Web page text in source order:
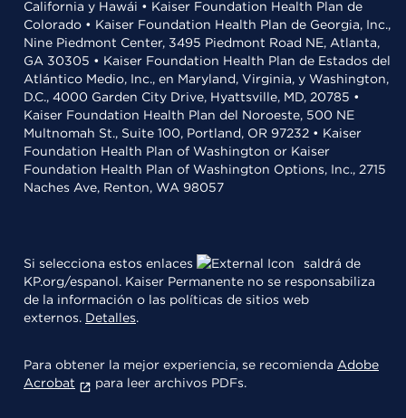
California y Hawái • Kaiser Foundation Health Plan de
Colorado • Kaiser Foundation Health Plan de Georgia, Inc.,
Nine Piedmont Center, 3495 Piedmont Road NE, Atlanta,
GA 30305 • Kaiser Foundation Health Plan de Estados del
Atlántico Medio, Inc., en Maryland, Virginia, y Washington,
D.C., 4000 Garden City Drive, Hyattsville, MD, 20785 •
Kaiser Foundation Health Plan del Noroeste, 500 NE
Multnomah St., Suite 100, Portland, OR 97232 • Kaiser
Foundation Health Plan of Washington or Kaiser
Foundation Health Plan of Washington Options, Inc., 2715
Naches Ave, Renton, WA 98057
Si selecciona estos enlaces
saldrá de
KP.org/espanol. Kaiser Permanente no se responsabiliza
de la información o las políticas de sitios web
externos. Detalles.
Para obtener la mejor experiencia, se recomienda Adobe
Acrobat
para leer archivos PDFs.